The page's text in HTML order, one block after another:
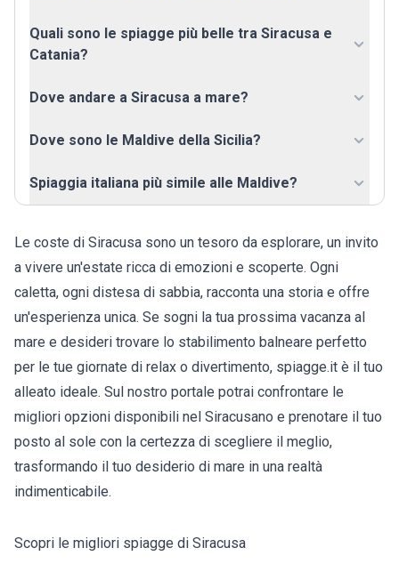
Quali sono le spiagge più belle tra Siracusa e
Catania?
Dove andare a Siracusa a mare?
Dove sono le Maldive della Sicilia?
Spiaggia italiana più simile alle Maldive?
Le coste di Siracusa sono un tesoro da esplorare, un invito
a vivere un'estate ricca di emozioni e scoperte. Ogni
caletta, ogni distesa di sabbia, racconta una storia e offre
un'esperienza unica. Se sogni la tua prossima vacanza al
mare e desideri trovare lo stabilimento balneare perfetto
per le tue giornate di relax o divertimento, spiagge.it è il tuo
alleato ideale. Sul nostro portale potrai confrontare le
migliori opzioni disponibili nel Siracusano e prenotare il tuo
posto al sole con la certezza di scegliere il meglio,
trasformando il tuo desiderio di mare in una realtà
indimenticabile.
Scopri le migliori spiagge di Siracusa